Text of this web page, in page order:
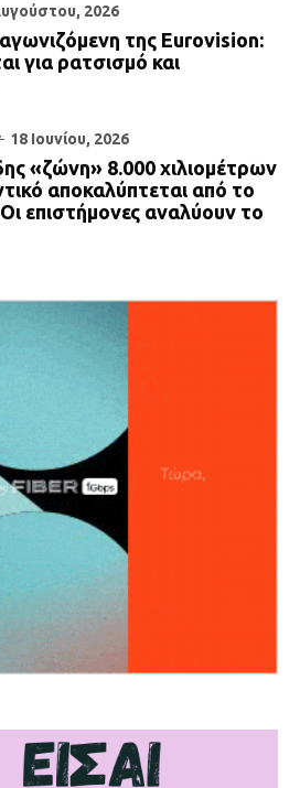
2026
της Eurovision:
για ρατσισμό και
18 Ιουνίου, 2026
«ζώνη» 8.000 χιλιομέτρων
αποκαλύπτεται από το
επιστήμονες αναλύουν το